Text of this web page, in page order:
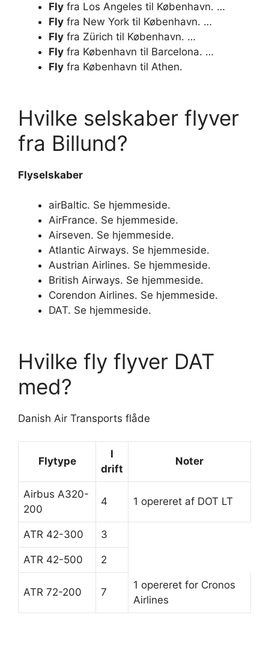
Fly fra Los Angeles til København. …
Fly fra New York til København. …
Fly fra Zürich til København. …
Fly fra København til Barcelona. …
Fly fra København til Athen.
Hvilke selskaber flyver
fra Billund?
Flyselskaber
airBaltic. Se hjemmeside.
AirFrance. Se hjemmeside.
Airseven. Se hjemmeside.
Atlantic Airways. Se hjemmeside.
Austrian Airlines. Se hjemmeside.
British Airways. Se hjemmeside.
Corendon Airlines. Se hjemmeside.
DAT. Se hjemmeside.
Hvilke fly flyver DAT
med?
Danish Air Transports flåde
Flytype
I
drift
Noter
Airbus A320-
200
4 1 opereret af DOT LT
ATR 42-300 3
ATR 42-500 2
ATR 72-200 7
1 opereret for Cronos
Airlines